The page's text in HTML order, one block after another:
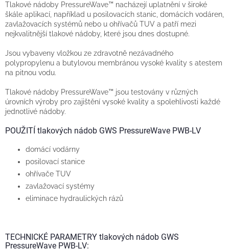
Tlakové nádoby PressureWave™ nacházejí uplatnění v široké
škále aplikací, například u posilovacích stanic, domácích vodáren,
zavlažovacích systémů nebo u ohřívačů TUV a patří mezi
nejkvalitnější tlakové nádoby, které jsou dnes dostupné.
Jsou vybaveny vložkou ze zdravotně nezávadného
polypropylenu a butylovou membránou vysoké kvality s atestem
na pitnou vodu.
Tlakové nádoby PressureWave™ jsou testovány v různých
úrovních výroby pro zajištění vysoké kvality a spolehlivosti každé
jednotlivé nádoby.
POUŽITÍ tlakových nádob GWS PressureWave PWB-LV
domácí vodárny
posilovací stanice
ohřívače TUV
zavlažovací systémy
eliminace hydraulických rázů
TECHNICKÉ PARAMETRY tlakových nádob GWS
PressureWave PWB-LV: